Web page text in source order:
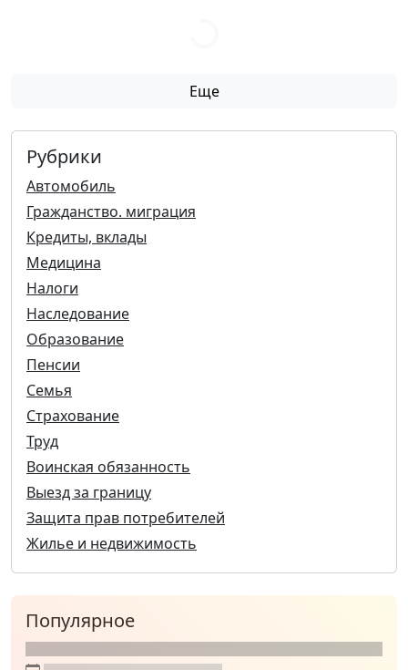
Еще
Рубрики
Автомобиль
Гражданство. миграция
Кредиты, вклады
Медицина
Налоги
Наследование
Образование
Пенсии
Семья
Страхование
Труд
Воинская обязанность
Выезд за границу
Защита прав потребителей
Жилье и недвижимость
Популярное